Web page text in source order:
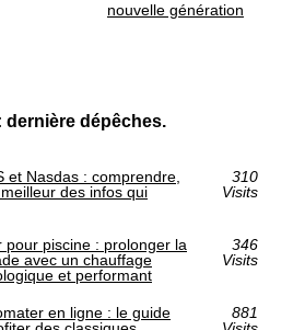
nouvelle génération
dernière dépêches.
et Nasdas : comprendre,
des infos qui
310
Visits
pour piscine : prolonger la
avec un chauffage
et performant
346
Visits
en ligne : le guide
881